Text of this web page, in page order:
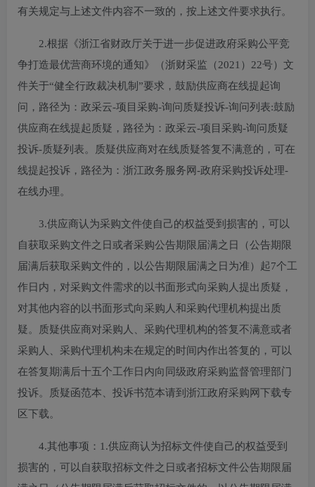
有关规定与上述文件内容不一致的，按上述文件要求执行。
2.根据《浙江省财政厅关于进一步促进政府采购公平竞
争打造最优营商环境的通知》（浙财采监（2021）22号）文
件关于“健全行政裁决机制”要求，鼓励供应商在线提起询
问，路径为：政采云-项目采购-询问质疑投诉-询问列表:鼓励
供应商在线提起质疑，路径为：政采云-项目采购-询问质疑
投诉-质疑列表。质疑供应商对在线质疑答复不满意的，可在
线提起投诉，路径为：浙江政务服务网-政府采购投诉处理-
在线办理。
3.供应商认为采购文件使自己的权益受到损害的，可以
自获取采购文件之日或者采购公告期限届满之日（公告期限
届满后获取采购文件的，以公告期限届满之日为准）起7个工
作日内，对采购文件需求的以书面形式向采购人提出质疑，
对其他内容的以书面形式向采购人和采购代理机构提出质
疑。质疑供应商对采购人、采购代理机构的答复不满意或者
采购人、采购代理机构未在规定的时间内作出答复的，可以
在答复期满后十五个工作日内向同级政府采购监督管理部门
投诉。质疑函范本、投诉书范本请到浙江政府采购网下载专
区下载。
4.其他事项： 1.供应商认为招标文件使自己的权益受到
损害的，可以自获取招标文件之日或者招标文件公告期限届